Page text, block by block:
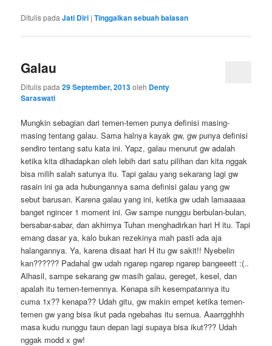
Ditulis pada Jati Diri |Tinggalkan sebuah balasan
Galau
Ditulis pada29 September, 2013oleh Denty
Saraswati
Mungkin sebagian dari temen-temen punya definisi masing-
masing tentang galau. Sama halnya kayak gw, gw punya definisi
sendiro tentang satu kata ini. Yapz, galau menurut gw adalah
ketika kita dihadapkan oleh lebih dari satu pilihan dan kita nggak
bisa milih salah satunya itu. Tapi galau yang sekarang lagi gw
rasain ini ga ada hubungannya sama definisi galau yang gw
sebut barusan. Karena galau yang ini, ketika gw udah lamaaaaa
banget ngincer 1 moment ini. Gw sampe nunggu berbulan-bulan,
bersabar-sabar, dan akhirnya Tuhan menghadirkan hari H itu. Tapi
emang dasar ya, kalo bukan rezekinya mah pasti ada aja
halangannya. Ya, karena disaat hari H itu gw sakit!! Nyebelin
kan?????? Padahal gw udah ngarep ngarep ngarep bangeeett :(..
Alhasil, sampe sekarang gw masih galau, gereget, kesel, dan
apalah itu temen-temennya. Kenapa sih kesempatannya itu
cuma 1x?? kenapa?? Udah gitu, gw makin empet ketika temen-
temen gw yang bisa ikut pada ngebahas itu semua. Aaarrgghhh
masa kudu nunggu taun depan lagi supaya bisa ikut??? Udah
nggak modd x gw!